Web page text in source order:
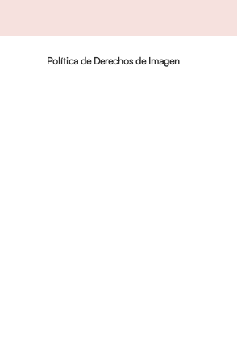
Política de Derechos de Imagen